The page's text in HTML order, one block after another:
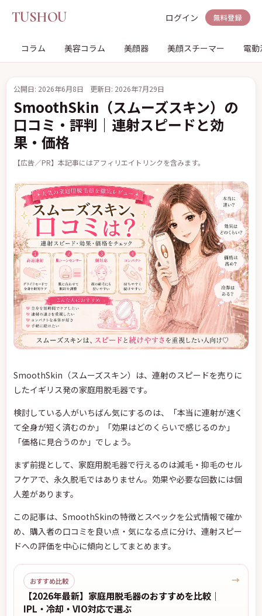
TUSHOU ログイン 無料登録
コラム 美容コラム 美顔器 美顔スチーマー 電
公開日: 2026年6月8日 更新日: 2026年7月29日
SmoothSkin（スムーズスキン）の
口コミ・評判｜連射スピードと効
果・価格
【広告／PR】本記事にはアフィリエイトリンクを含みます。
SmoothSkin（スムーズスキン）は、連射のスピードを売りに
したイギリス発の家庭用脱毛器です。
検討している人がいちばん気にするのは、「本当に連射が速く
て全身が短く済むのか」「効果はどのくらいで感じるのか」
「価格に見合うのか」でしょう。
まず前提として、家庭用脱毛器で行えるのは減毛・抑毛のセル
フケアで、永久脱毛ではありません。効果や必要な回数には個
人差があります。
この記事は、SmoothSkinの特徴とスペックを公式情報で確か
め、購入者の口コミを良い点・気になる点に分け、連射スピー
ドへの評価を中心に傾向としてまとめます。
おすすめ比較
【2026年最新】家庭用脱毛器のおすすめを比較｜
IPL・冷却・VIO対応で選ぶ
→